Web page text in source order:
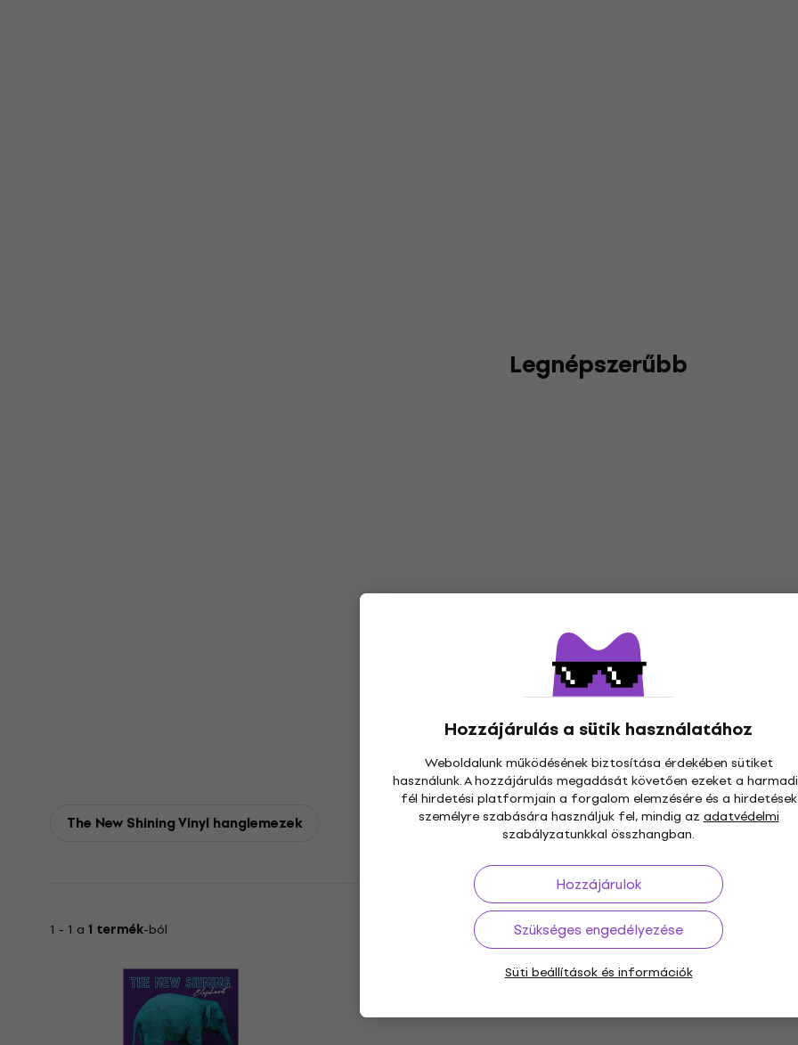
Hozzájárulás a sütik használatához
Weboldalunk működésének biztosítása érdekében sütiket
használunk. A hozzájárulás megadását követően ezeket a
fél hirdetési platformjain a forgalom elemzésére és a hirdetések
személyre szabására használjuk fel, mindig azadatvédelmi
szabályzatunkkal összhangban.
Hozzájárulok
Szükséges engedélyezése
Süti beállítások és információk
Legnépszerűbb
The New Shining Vinyl hanglemezek
1 - 1 a 1 termék-ból